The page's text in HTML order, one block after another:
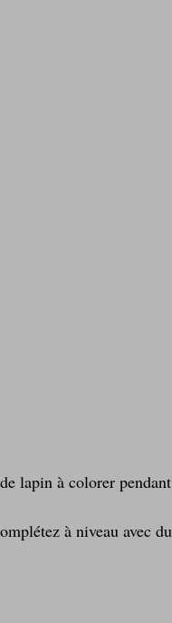
lapin à colorer pendant
à niveau avec du